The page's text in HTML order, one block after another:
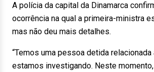
A polícia da capital da Dinamarca
ocorrência na qual a primeira-ministra
mas não deu mais detalhes.
“Temos uma pessoa detida relacionada
estamos investigando. Neste